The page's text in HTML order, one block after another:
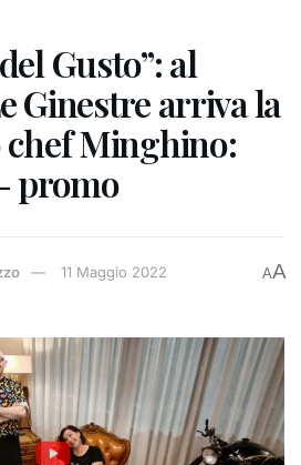
Gusto”: al
Ginestre arriva la
Minghino:
promo
11 Maggio 2022 AA